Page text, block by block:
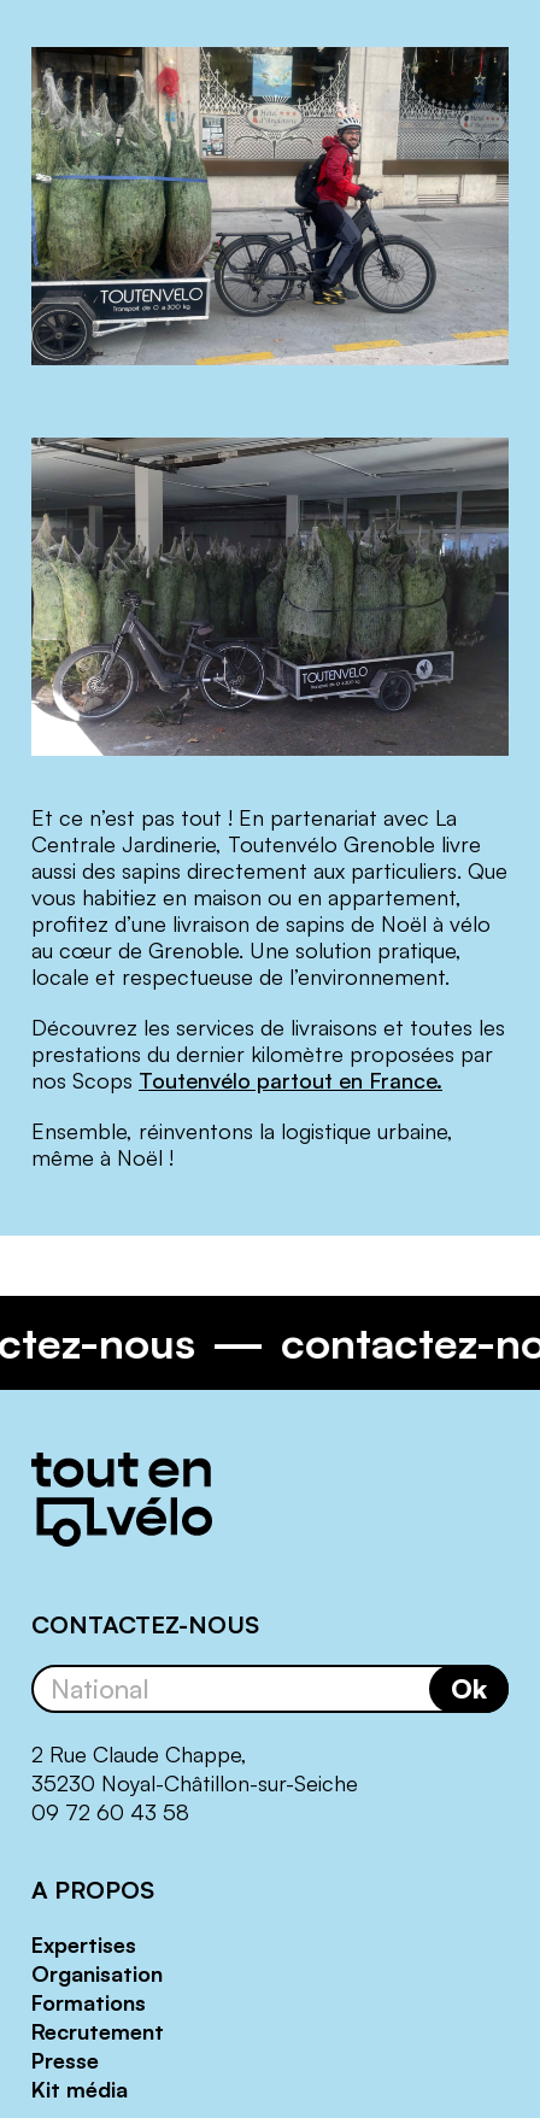
Et ce n’est pas tout ! En partenariat avec La
Centrale Jardinerie, Toutenvélo Grenoble livre
aussi des sapins directement aux particuliers. Que
vous habitiez en maison ou en appartement,
profitez d’une livraison de sapins de Noël à vélo
au cœur de Grenoble. Une solution pratique,
locale et respectueuse de l’environnement.
Découvrez les services de livraisons et toutes les
prestations du dernier kilomètre proposées par
nos Scops Toutenvélo partout en France.
Ensemble, réinventons la logistique urbaine,
même à Noël !
nous contactez-
Informations
complémentaires
CONTACTEZ-NOUS
Ok
2 Rue Claude Chappe,
35230 Noyal-Châtillon-sur-Seiche
09 72 60 43 58
A PROPOS
Expertises
Organisation
Formations
Recrutement
Presse
Kit média